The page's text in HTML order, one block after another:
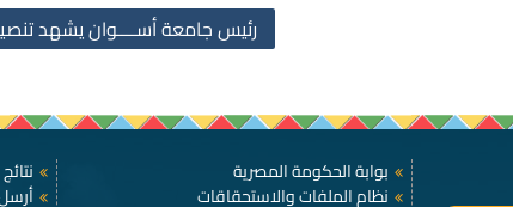
رئيس جامعة أســــوان يشهد
بوابة الحكومة المصرية
نظام الملفات والاستحقاقات